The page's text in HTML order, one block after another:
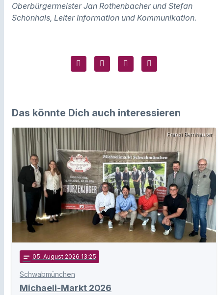
Oberbürgermeister Jan Rothenbacher und Stefan
Schönhals, Leiter Information und Kommunikation.
Das könnte Dich auch interessieren
Franzi Bernhauser
notes 05. August 2026 13:25
Schwabmünchen
Michaeli-Markt 2026